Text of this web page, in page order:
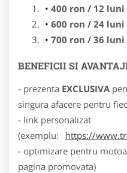
400 ron / 12 luni
600 ron / 24 luni
700 ron / 36 luni
BENEFICII SI
- prezenta EXCLUSIVA
singura afacere pentru
- link personalizat
(exemplu:
https://
- optimizare pentru
pagina promovata)